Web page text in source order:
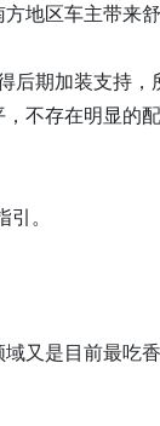
地区车主带来舒
后期加装支持，
不存在明显的
。
又是目前最吃